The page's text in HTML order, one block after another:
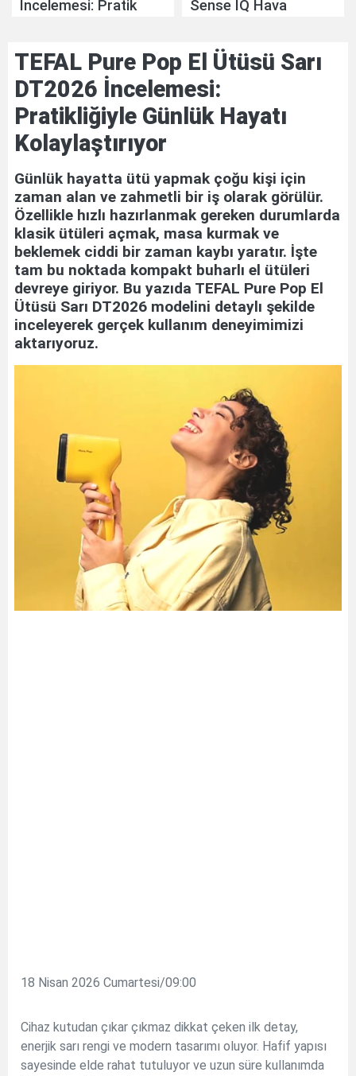
İncelemesi: Pratik
Sense IQ Hava
Temizliğinde Yeni
Nesil Yaklaşım
TEFAL Pure Pop El Ütüsü Sarı
DT2026 İncelemesi:
Pratikliğiyle Günlük Hayatı
Kolaylaştırıyor
Günlük hayatta ütü yapmak çoğu kişi için
zaman alan ve zahmetli bir iş olarak görülür.
Özellikle hızlı hazırlanmak gereken durumlarda
klasik ütüleri açmak, masa kurmak ve
beklemek ciddi bir zaman kaybı yaratır. İşte
tam bu noktada kompakt buharlı el ütüleri
devreye giriyor. Bu yazıda TEFAL Pure Pop El
Ütüsü Sarı DT2026 modelini detaylı şekilde
inceleyerek gerçek kullanım deneyimimizi
aktarıyoruz.
18 Nisan 2026 Cumartesi/09:00
Cihaz kutudan çıkar çıkmaz dikkat çeken ilk detay,
enerjik sarı rengi ve modern tasarımı oluyor. Hafif yapısı
sayesinde elde rahat tutuluyor ve uzun süre kullanımda